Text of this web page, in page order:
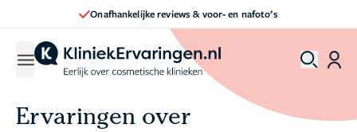
Onafhankelijke reviews & voor- en nafoto’s
Ervaringen over